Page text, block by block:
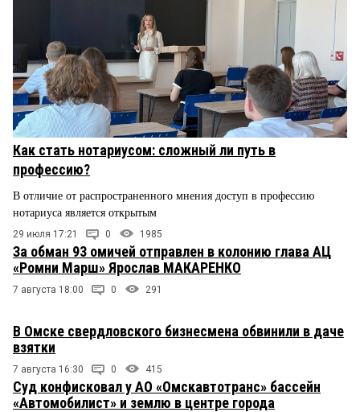
Как стать нотариусом: сложный ли путь в
профессию?
В отличие от распространенного мнения доступ в профессию
нотариуса является открытым
29 июля 17:21 0 1985
За обман 93 омичей отправлен в колонию глава АЦ
«Ромни Марш» Ярослав МАКАРЕНКО
7 августа 18:00 0 291
В Омске свердловского бизнесмена обвинили в даче
взятки
7 августа 16:30 0 415
Суд конфисковал у АО «Омскавтотранс» бассейн
«Автомобилист» и землю в центре города